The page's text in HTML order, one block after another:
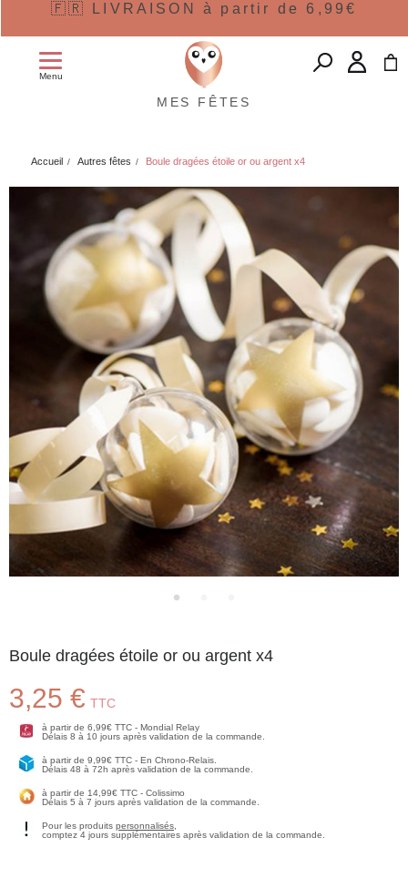
🇫🇷 LIVRAISON à partir de 6,99€
Menu
MES FÊTES
Accueil Autres fêtes Boule dragées étoile or ou argent x4
Boule dragées étoile or ou argent x4
3,25 € TTC
à partir de 6,99€ TTC - Mondial Relay
Délais 8 à 10 jours après validation de la commande.
à partir de 9,99€ TTC - En Chrono-Relais.
Délais 48 à 72h après validation de la commande.
à partir de 14,99€ TTC - Colissimo
Délais 5 à 7 jours après validation de la commande.
Pour les produits personnalisés
comptez 4 jours supplémentaires après validation de la commande.